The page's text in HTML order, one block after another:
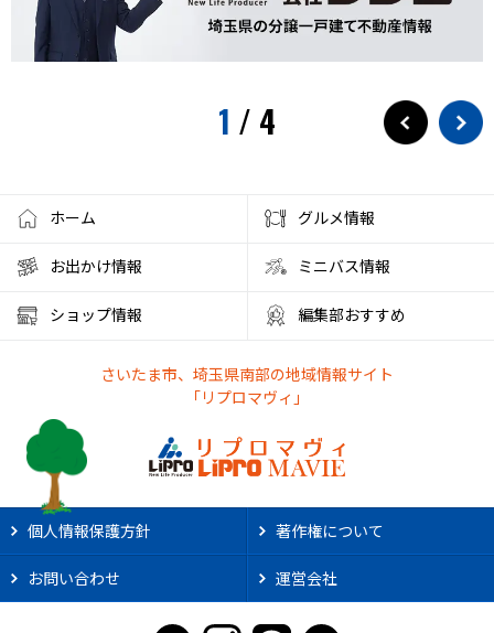
1 / 4
ホーム グルメ情報
お出かけ情報 ミニバス情報
ショップ情報 編集部おすすめ
さいたま市、埼玉県南部の地域情報サイト
「リプロマヴィ」
個人情報保護方針 著作権について
お問い合わせ 運営会社